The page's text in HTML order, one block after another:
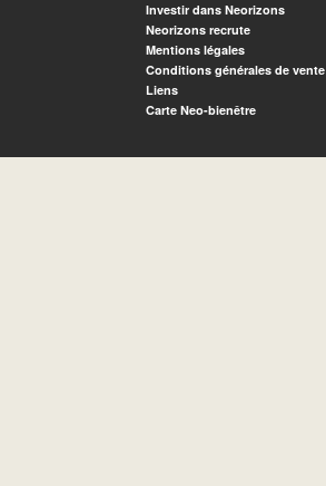
Investir dans Neorizons
Neorizons recrute
Mentions légales
Conditions générales de vente
Liens
Carte Neo-bienêtre